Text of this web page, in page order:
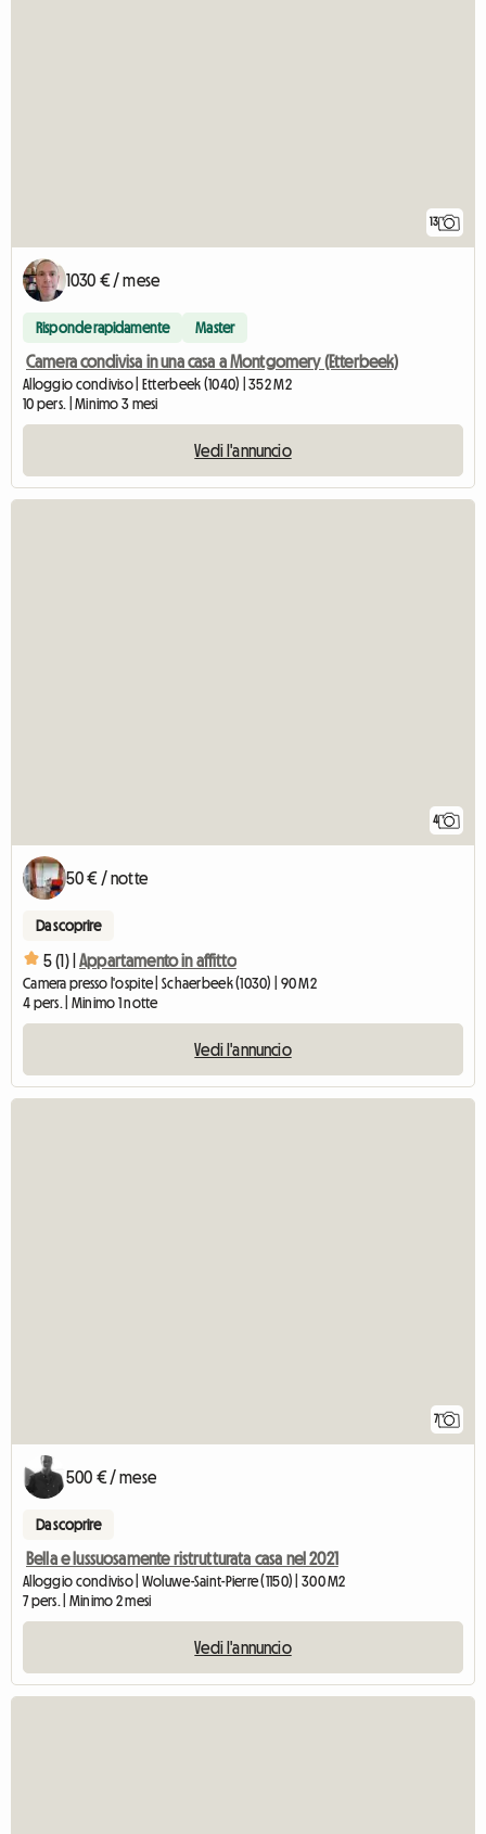
13
1030 € / mese
Risponde rapidamente Master
Camera condivisa in una casa a Montgomery (Etterbeek)
Alloggio condiviso | Etterbeek (1040) | 352 M2
10 pers. | Minimo 3 mesi
Vedi l'annuncio
4
50 € / notte
Da scoprire
5 (1) | Appartamento in affitto
Camera presso l'ospite | Schaerbeek (1030) | 90 M2
4 pers. | Minimo 1 notte
Vedi l'annuncio
7
500 € / mese
Da scoprire
Bella e lussuosamente ristrutturata casa nel 2021
Alloggio condiviso | Woluwe-Saint-Pierre (1150) | 300 M2
7 pers. | Minimo 2 mesi
Vedi l'annuncio